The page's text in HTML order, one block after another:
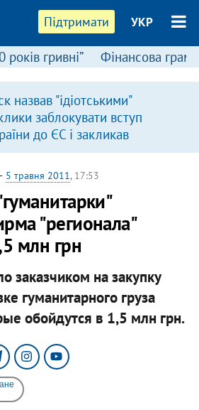
Підтримати УКР
років гривні” Фінансова
назвав "ідіотськими"
заблокувати вступ
до ЄС і закликав
антиукраїнську
5 травня 2011, 17:53
"регионала"
млн грн
заказчиком на закупку
гуманитарного груза
обойдутся в 1,5 млн грн.